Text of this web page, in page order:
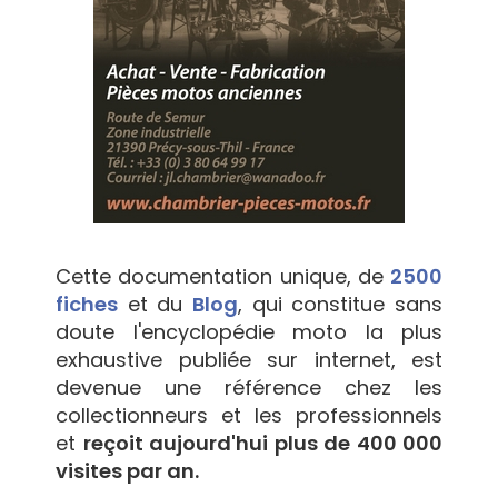
Cette documentation unique, de 2500
fiches et du Blog, qui constitue sans
doute l'encyclopédie moto la plus
exhaustive publiée sur internet, est
devenue une référence chez les
collectionneurs et les professionnels
et reçoit aujourd'hui plus de 400 000
visites par an.